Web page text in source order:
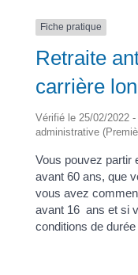
Fiche pratique
Retraite
carrière
Vérifié le 25/02/2022
administrative
Vous pouvez partir
avant 60 ans, que
vous avez
avant 16 ans et si
conditions de